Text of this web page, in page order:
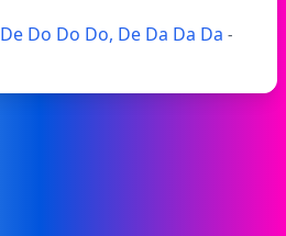
De Do Do Do, De Da Da Da -